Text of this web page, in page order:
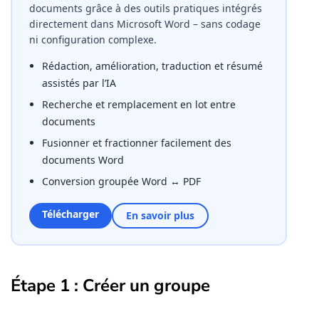
documents grâce à des outils pratiques intégrés
directement dans Microsoft Word – sans codage
ni configuration complexe.
Rédaction, amélioration, traduction et résumé
assistés par l’IA
Recherche et remplacement en lot entre
documents
Fusionner et fractionner facilement des
documents Word
Conversion groupée Word ↔ PDF
Télécharger En savoir plus
Étape 1 : Créer un groupe